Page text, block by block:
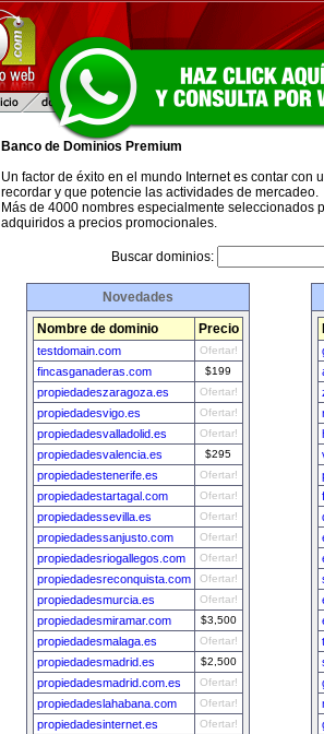
Banco de Dominios Premium
Un factor de éxito en el mundo Internet es contar con
recordar y que potencie las actividades de mercadeo.
Más de 4000 nombres especialmente seleccionados
adquiridos a precios promocionales.
Buscar dominios:
Novedades
Nombre de dominio Precio
testdomain.com Ofertar!
fincasganaderas.com $199
propiedadeszaragoza.es Ofertar!
propiedadesvigo.es Ofertar!
propiedadesvalladolid.es Ofertar!
propiedadesvalencia.es $295
propiedadestenerife.es Ofertar!
propiedadestartagal.com Ofertar!
propiedadessevilla.es Ofertar!
propiedadessanjusto.com Ofertar!
propiedadesriogallegos.com Ofertar!
propiedadesreconquista.com Ofertar!
propiedadesmurcia.es Ofertar!
propiedadesmiramar.com $3,500
propiedadesmalaga.es Ofertar!
propiedadesmadrid.es $2,500
propiedadesmadrid.com.es Ofertar!
propiedadeslahabana.com Ofertar!
propiedadesinternet.es Ofertar!